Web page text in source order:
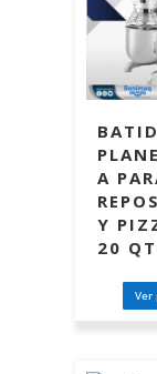
A
Y
20 QT
Ver